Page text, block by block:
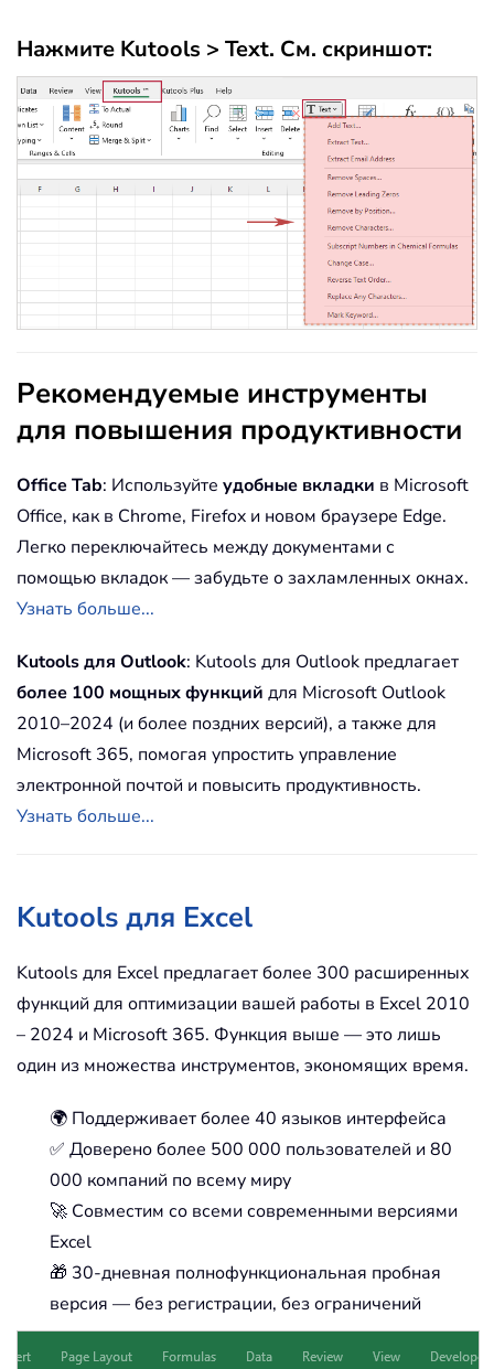
Нажмите Kutools > Text. См. скриншот:
Рекомендуемые инструменты
для повышения продуктивности
Office Tab: Используйте удобные вкладки в Microsoft
Office, как в Chrome, Firefox и новом браузере Edge.
Легко переключайтесь между документами с
помощью вкладок — забудьте о захламленных окнах.
Узнать больше...
Kutools для Outlook: Kutools для Outlook предлагает
более 100 мощных функций для Microsoft Outlook
2010–2024 (и более поздних версий), а также для
Microsoft 365, помогая упростить управление
электронной почтой и повысить продуктивность.
Узнать больше...
Kutools для Excel
Kutools для Excel предлагает более 300 расширенных
функций для оптимизации вашей работы в Excel 2010
– 2024 и Microsoft 365. Функция выше — это лишь
один из множества инструментов, экономящих время.
🌍 Поддерживает более 40 языков интерфейса
✅ Доверено более 500 000 пользователей и 80
000 компаний по всему миру
🚀 Совместим со всеми современными версиями
Excel
🎁 30-дневная полнофункциональная пробная
версия — без регистрации, без ограничений